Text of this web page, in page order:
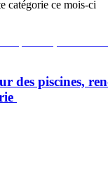
catégorie ce mois-ci
des piscines,